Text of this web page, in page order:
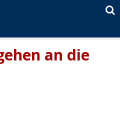
an die